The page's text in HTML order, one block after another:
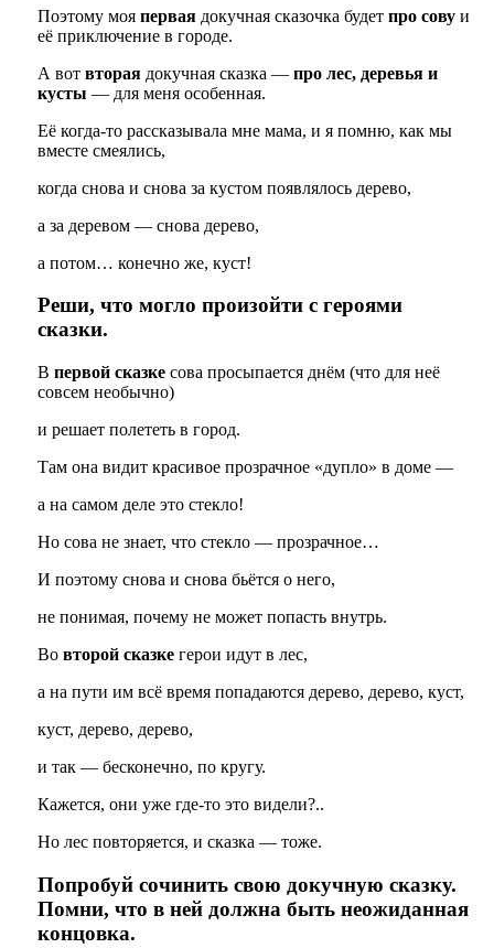
Поэтому моя перваядокучная сказочка будет про совуи
её приключение в городе.
А вот втораядокучная сказка — про лес, деревья и
кусты — для меня особенная.
Её когда-то рассказывала мне мама, и я помню, как мы
вместе смеялись,
когда снова и снова за кустом появлялось дерево,
а за деревом — снова дерево,
а потом… конечно же, куст!
Реши, что могло произойти с героями
сказки.
В первой сказкесова просыпается днём (что для неё
совсем необычно)
и решает полететь в город.
Там она видит красивое прозрачное «дупло» в доме —
а на самом деле это стекло!
Но сова не знает, что стекло — прозрачное…
И поэтому снова и снова бьётся о него,
не понимая, почему не может попасть внутрь.
Во второй сказкегерои идут в лес,
а на пути им всё время попадаются дерево, дерево, куст,
куст, дерево, дерево,
и так — бесконечно, по кругу.
Кажется, они уже где-то это видели?..
Но лес повторяется, и сказка — тоже.
Попробуй сочинить свою докучную сказку.
Помни, что в ней должна быть неожиданная
концовка.